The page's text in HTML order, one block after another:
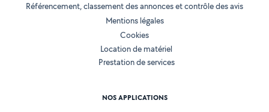
Référencement, classement des annonces et contrôle des avis
Mentions légales
Cookies
Location de matériel
Prestation de services
NOS APPLICATIONS